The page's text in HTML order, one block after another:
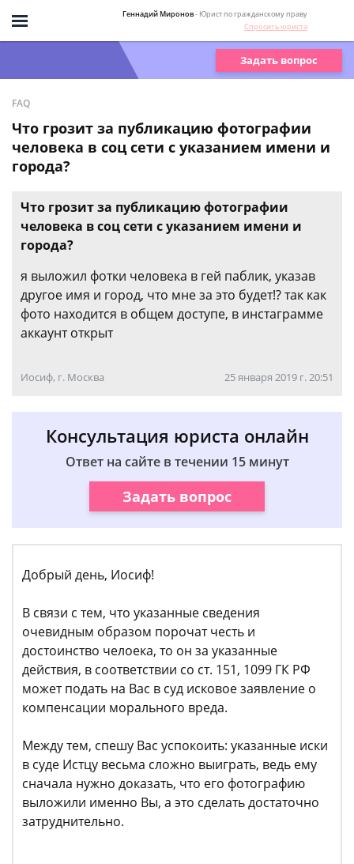
Геннадий Миронов- Юрист по гражданскому праву
Спросить юриста
Задать вопрос
FAQ
Что грозит за публикацию фотографии
человека в соц сети с указанием имени и
города?
Что грозит за публикацию фотографии
человека в соц сети с указанием имени и
города?
я выложил фотки человека в гей паблик, указав
другое имя и город, что мне за это будет!? так как
фото находится в общем доступе, в инстаграмме
аккаунт открыт
Иосиф, г. Москва 25 января 2019 г. 20:51
Консультация юриста онлайн
Ответ на сайте в течении 15 минут
Задать вопрос
Добрый день, Иосиф!
В связи с тем, что указанные сведения
очевидным образом порочат честь и
достоинство челоека, то он за указанные
действия, в соответствии со ст. 151, 1099 ГК РФ
может подать на Вас в суд исковое заявление о
компенсации морального вреда.
Между тем, спешу Вас успокоить: указанные иски
в суде Истцу весьма сложно выиграть, ведь ему
сначала нужно доказать, что его фотографию
выложили именно Вы, а это сделать достаточно
затруднительно.